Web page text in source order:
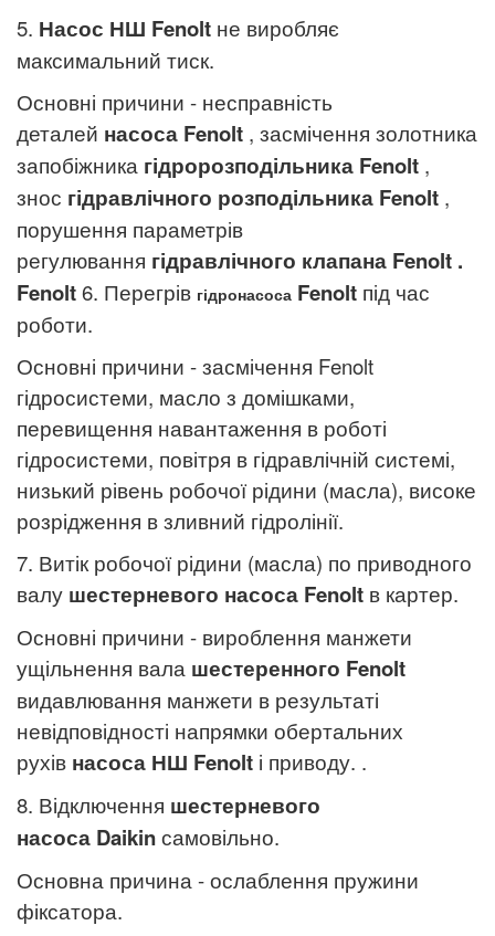
5. Насос НШ Fenolt не виробляє
максимальний тиск.
Основні причини - несправність
деталей насоса Fenolt , засмічення золотника
запобіжника гідророзподільника Fenolt ,
знос гідравлічного розподільника Fenolt ,
порушення параметрів
регулювання гідравлічного клапана Fenolt .
Fenolt6. Перегрів гідронасоса Fenolt під час
роботи.
Основні причини - засмічення Fenolt
гідросистеми, масло з домішками,
перевищення навантаження в роботі
гідросистеми, повітря в гідравлічній системі,
низький рівень робочої рідини (масла), високе
розрідження в зливний гідролінії.
7. Витік робочої рідини (масла) по приводного
валу шестерневого насоса Fenolt в картер.
Основні причини - вироблення манжети
ущільнення вала шестеренного Fenolt
видавлювання манжети в результаті
невідповідності напрямки обертальних
рухів насоса НШ Fenolt і приводу. .
8. Відключення шестерневого
насоса Daikinсамовільно.
Основна причина - ослаблення пружини
фіксатора.